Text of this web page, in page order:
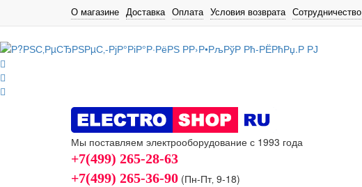
О магазине Доставка Оплата Условия возврата Сотрудничество
Мы поставляем электрооборудование с 1993 года
+7(499) 265-28-63
+7(499) 265-36-90 (Пн-Пт‚ 9-18)